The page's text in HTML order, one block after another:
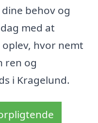
behov og
med at
hvor nemt
ren og
i Kragelund.